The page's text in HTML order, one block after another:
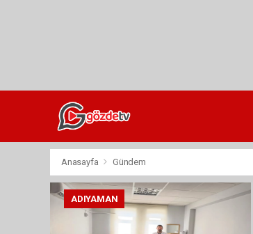
Anasayfa Gündem
ADIYAMAN